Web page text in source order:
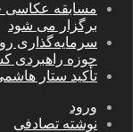
مسابقه عکاسی
برگزار می شود
حوزه راهبردی
تأکید ستار
ورود
نوشته تصادفی